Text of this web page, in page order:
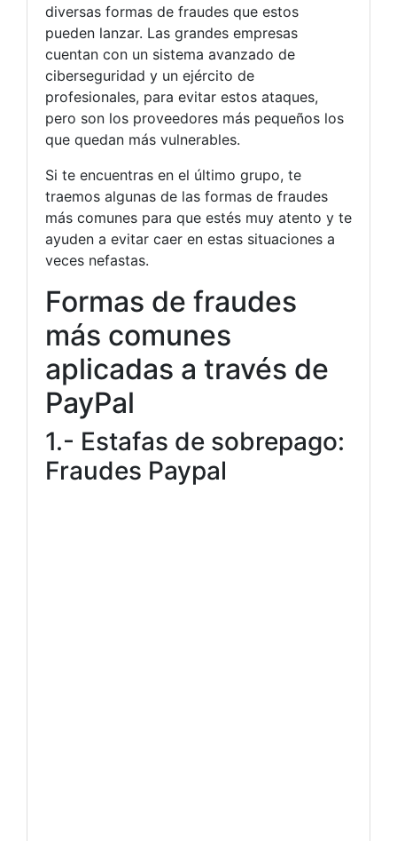
diversas formas de fraudes que estos
pueden lanzar. Las grandes empresas
cuentan con un sistema avanzado de
ciberseguridad y un ejército de
profesionales, para evitar estos ataques,
pero son los proveedores más pequeños los
que quedan más vulnerables.
Si te encuentras en el último grupo, te
traemos algunas de las formas de fraudes
más comunes para que estés muy atento y te
ayuden a evitar caer en estas situaciones a
veces nefastas.
Formas de fraudes
más comunes
aplicadas a través de
PayPal
1.- Estafas de sobrepago:
Fraudes Paypal